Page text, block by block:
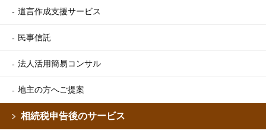
遺言作成支援サービス
民事信託
法人活用簡易コンサル
地主の方へご提案
相続税申告後のサービス